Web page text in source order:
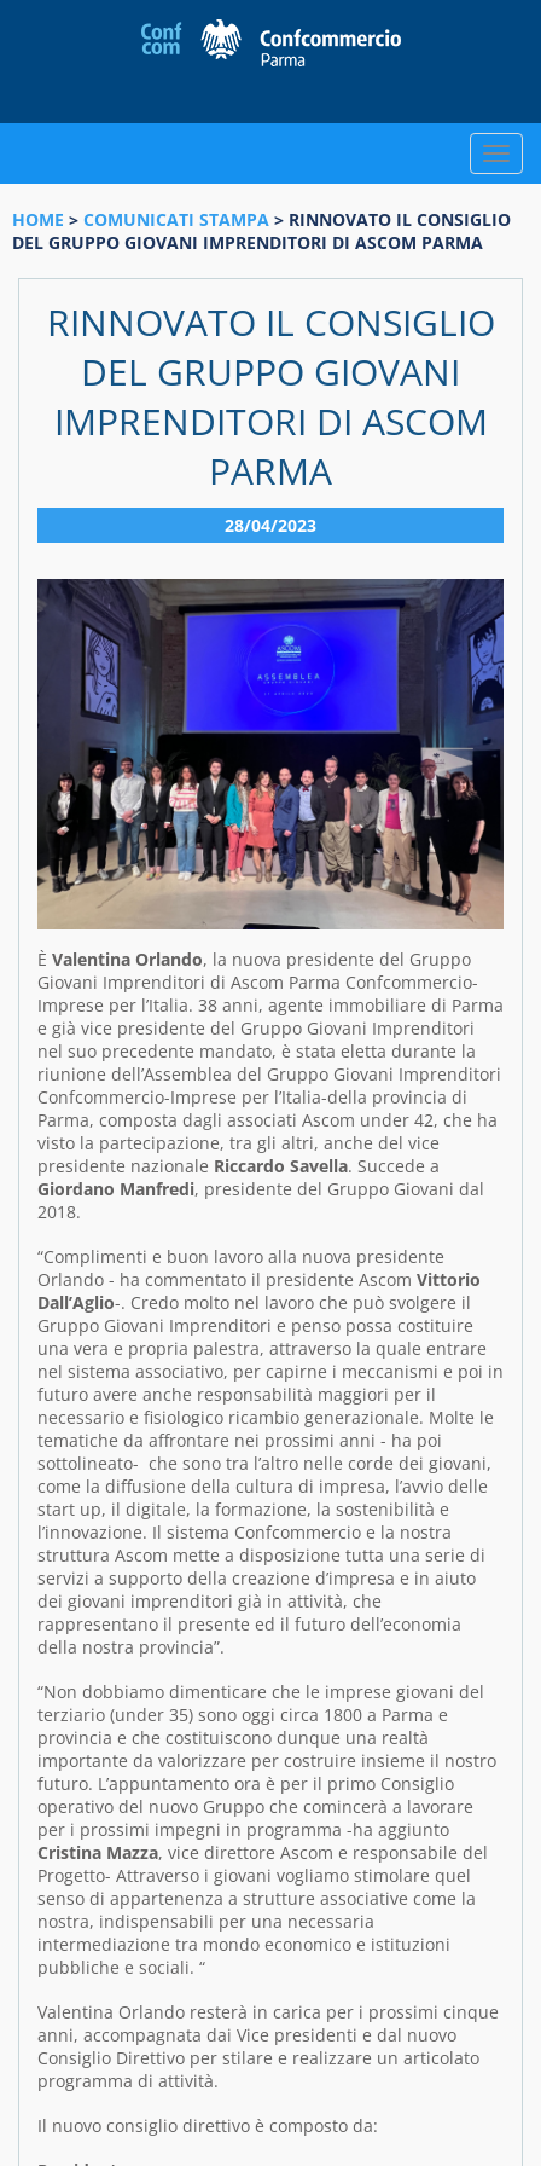
Toggle
HOME > COMUNICATI STAMPA > RINNOVATO IL CONSIGLIO
DEL GRUPPO GIOVANI IMPRENDITORI DI ASCOM PARMA
RINNOVATO IL CONSIGLIO
DEL GRUPPO GIOVANI
IMPRENDITORI DI ASCOM
PARMA
28/04/2023
È Valentina Orlando, la nuova presidente del Gruppo
Giovani Imprenditori di Ascom Parma Confcommercio-
Imprese per l’Italia. 38 anni, agente immobiliare di Parma
e già vice presidente del Gruppo Giovani Imprenditori
nel suo precedente mandato, è stata eletta durante la
riunione dell’Assemblea del Gruppo Giovani Imprenditori
Confcommercio-Imprese per l’Italia-della provincia di
Parma, composta dagli associati Ascom under 42, che ha
visto la partecipazione, tra gli altri, anche del vice
presidente nazionale Riccardo Savella. Succede a
Giordano Manfredi, presidente del Gruppo Giovani dal
2018.
“Complimenti e buon lavoro alla nuova presidente
Orlando - ha commentato il presidente Ascom Vittorio
Dall’Aglio-. Credo molto nel lavoro che può svolgere il
Gruppo Giovani Imprenditori e penso possa costituire
una vera e propria palestra, attraverso la quale entrare
nel sistema associativo, per capirne i meccanismi e poi in
futuro avere anche responsabilità maggiori per il
necessario e fisiologico ricambio generazionale. Molte le
tematiche da affrontare nei prossimi anni - ha poi
sottolineato- che sono tra l’altro nelle corde dei giovani,
come la diffusione della cultura di impresa, l’avvio delle
start up, il digitale, la formazione, la sostenibilità e
l’innovazione. Il sistema Confcommercio e la nostra
struttura Ascom mette a disposizione tutta una serie di
servizi a supporto della creazione d’impresa e in aiuto
dei giovani imprenditori già in attività, che
rappresentano il presente ed il futuro dell’economia
della nostra provincia”.
“Non dobbiamo dimenticare che le imprese giovani del
terziario (under 35) sono oggi circa 1800 a Parma e
provincia e che costituiscono dunque una realtà
importante da valorizzare per costruire insieme il nostro
futuro. L’appuntamento ora è per il primo Consiglio
operativo del nuovo Gruppo che comincerà a lavorare
per i prossimi impegni in programma -ha aggiunto
Cristina Mazza, vice direttore Ascom e responsabile del
Progetto- Attraverso i giovani vogliamo stimolare quel
senso di appartenenza a strutture associative come la
nostra, indispensabili per una necessaria
intermediazione tra mondo economico e istituzioni
pubbliche e sociali. “
Valentina Orlando resterà in carica per i prossimi cinque
anni, accompagnata dai Vice presidenti e dal nuovo
Consiglio Direttivo per stilare e realizzare un articolato
programma di attività.
Il nuovo consiglio direttivo è composto da: